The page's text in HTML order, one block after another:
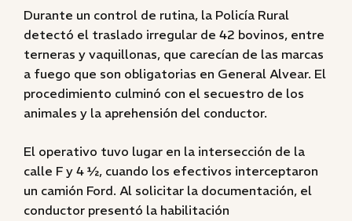
Durante un control de rutina, la Policía Rural
detectó el traslado irregular de 42 bovinos, entre
terneras y vaquillonas, que carecían de las marcas
a fuego que son obligatorias en General Alvear. El
procedimiento culminó con el secuestro de los
animales y la aprehensión del conductor.
El operativo tuvo lugar en la intersección de la
calle F y 4 ½, cuando los efectivos interceptaron
un camión Ford. Al solicitar la documentación, el
conductor presentó la habilitación